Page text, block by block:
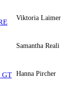
GT
Viktoria Laimer
Samantha Reali
Hanna Pircher